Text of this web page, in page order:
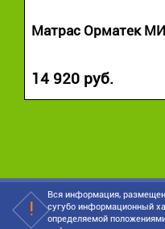
Матрас Орматек
14 920 руб.
Вся информация,
сугубо информационный
определяемой